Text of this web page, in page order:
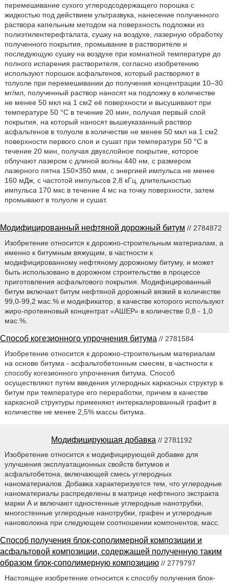
перемешивание сухого углеродсодержащего порошка с
жидкостью под действием ультразвука, нанесение полученного
раствора капельным методом на поверхность подложки из
полиэтилентерефталата, сушку на воздухе, лазерную обработку
полученного покрытия, промывание в растворителе и
последующую сушку на воздухе при комнатной температуре до
полного испарения растворителя, согласно изобретению
используют порошок асфальтенов, который растворяют в
толуоле при перемешивании до получения концентрации 10–30
мг/мл, полученный раствор наносят на подложку в количестве
не менее 50 мкл на 1 см2 её поверхности и высушивают при
температуре 50 °С в течение 20 мин, получая первый слой
покрытия, на который наносят вышеуказанный раствор
асфальтенов в толуоле в количестве не менее 50 мкл на 1 см2
поверхности первого слоя и сушат при температуре 50 °С в
течение 20 мин, получая двухслойное покрытие, которое
облучают лазером с длиной волны 440 нм, с размером
лазерного пятна 150×350 мкм, с энергией импульса не менее
160 мДж, с частотой импульсов 2,8 кГц, длительностью
импульса 170 мкс в течение 4 мс на точку поверхности, затем
промывают в толуоле и сушат.
Модифицированный нефтяной дорожный битум // 2784872
Изобретение относится к дорожно-строительным материалам, а
именно к битумным вяжущим, в частности к
модифицированному нефтяному дорожному битуму, и может
быть использовано в дорожном строительстве в процессе
приготовления асфальтового покрытия. Модифицированный
битум включает битум нефтяной дорожный вязкий в количестве
99,0-99,2 мас.% и модификатор, в качестве которого используют
жиро-протеиновый концентрат «АШЕР» в количестве 0,8 - 1,0
мас.%.
Способ когезионного упрочнения битума // 2781584
Изобретение относится к дорожно-строительным материалам
на основе битума - асфальтобетонным смесям, в частности к
способу когезионного упрочнения битума. Способ
осуществляют путем введения углеродных каркасных структур в
битум при температуре его переработки, причем в качестве
каркасной структуры применяют интеркалированный графит в
количестве не менее 2,5% массы битума.
Модифицирующая добавка // 2781192
Изобретение относится к модифицирующей добавке для
улучшения эксплуатационных свойств битумов и
асфальтобетона, включающей смесь углеродных
наноматериалов. Добавка характеризуется тем, что углеродные
наноматериалы распределены в матрице нефтяного экстракта
марки А и включают одностенные углеродные нанотрубки,
многостенные углеродные нанотрубки, графен и углеродные
нановолокна при следующем соотношении компонентов, масс.
Способ получения блок-сополимерной композиции и
асфальтовой композиции, содержащей полученную таким
образом блок-сополимерную композицию // 2779797
Настоящее изобретение относится к способу получения блок-